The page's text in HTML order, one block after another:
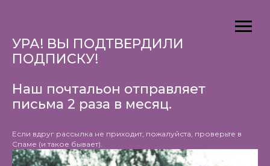
УРА! ВЫ ПОДТВЕРДИЛИ
ПОДПИСКУ!
Наш почтальон отправляет
письма 2 раза в месяц.
Если вдруг рассылка не приходит, пожалуйста, проверьте в
Спаме (и такое бывает).